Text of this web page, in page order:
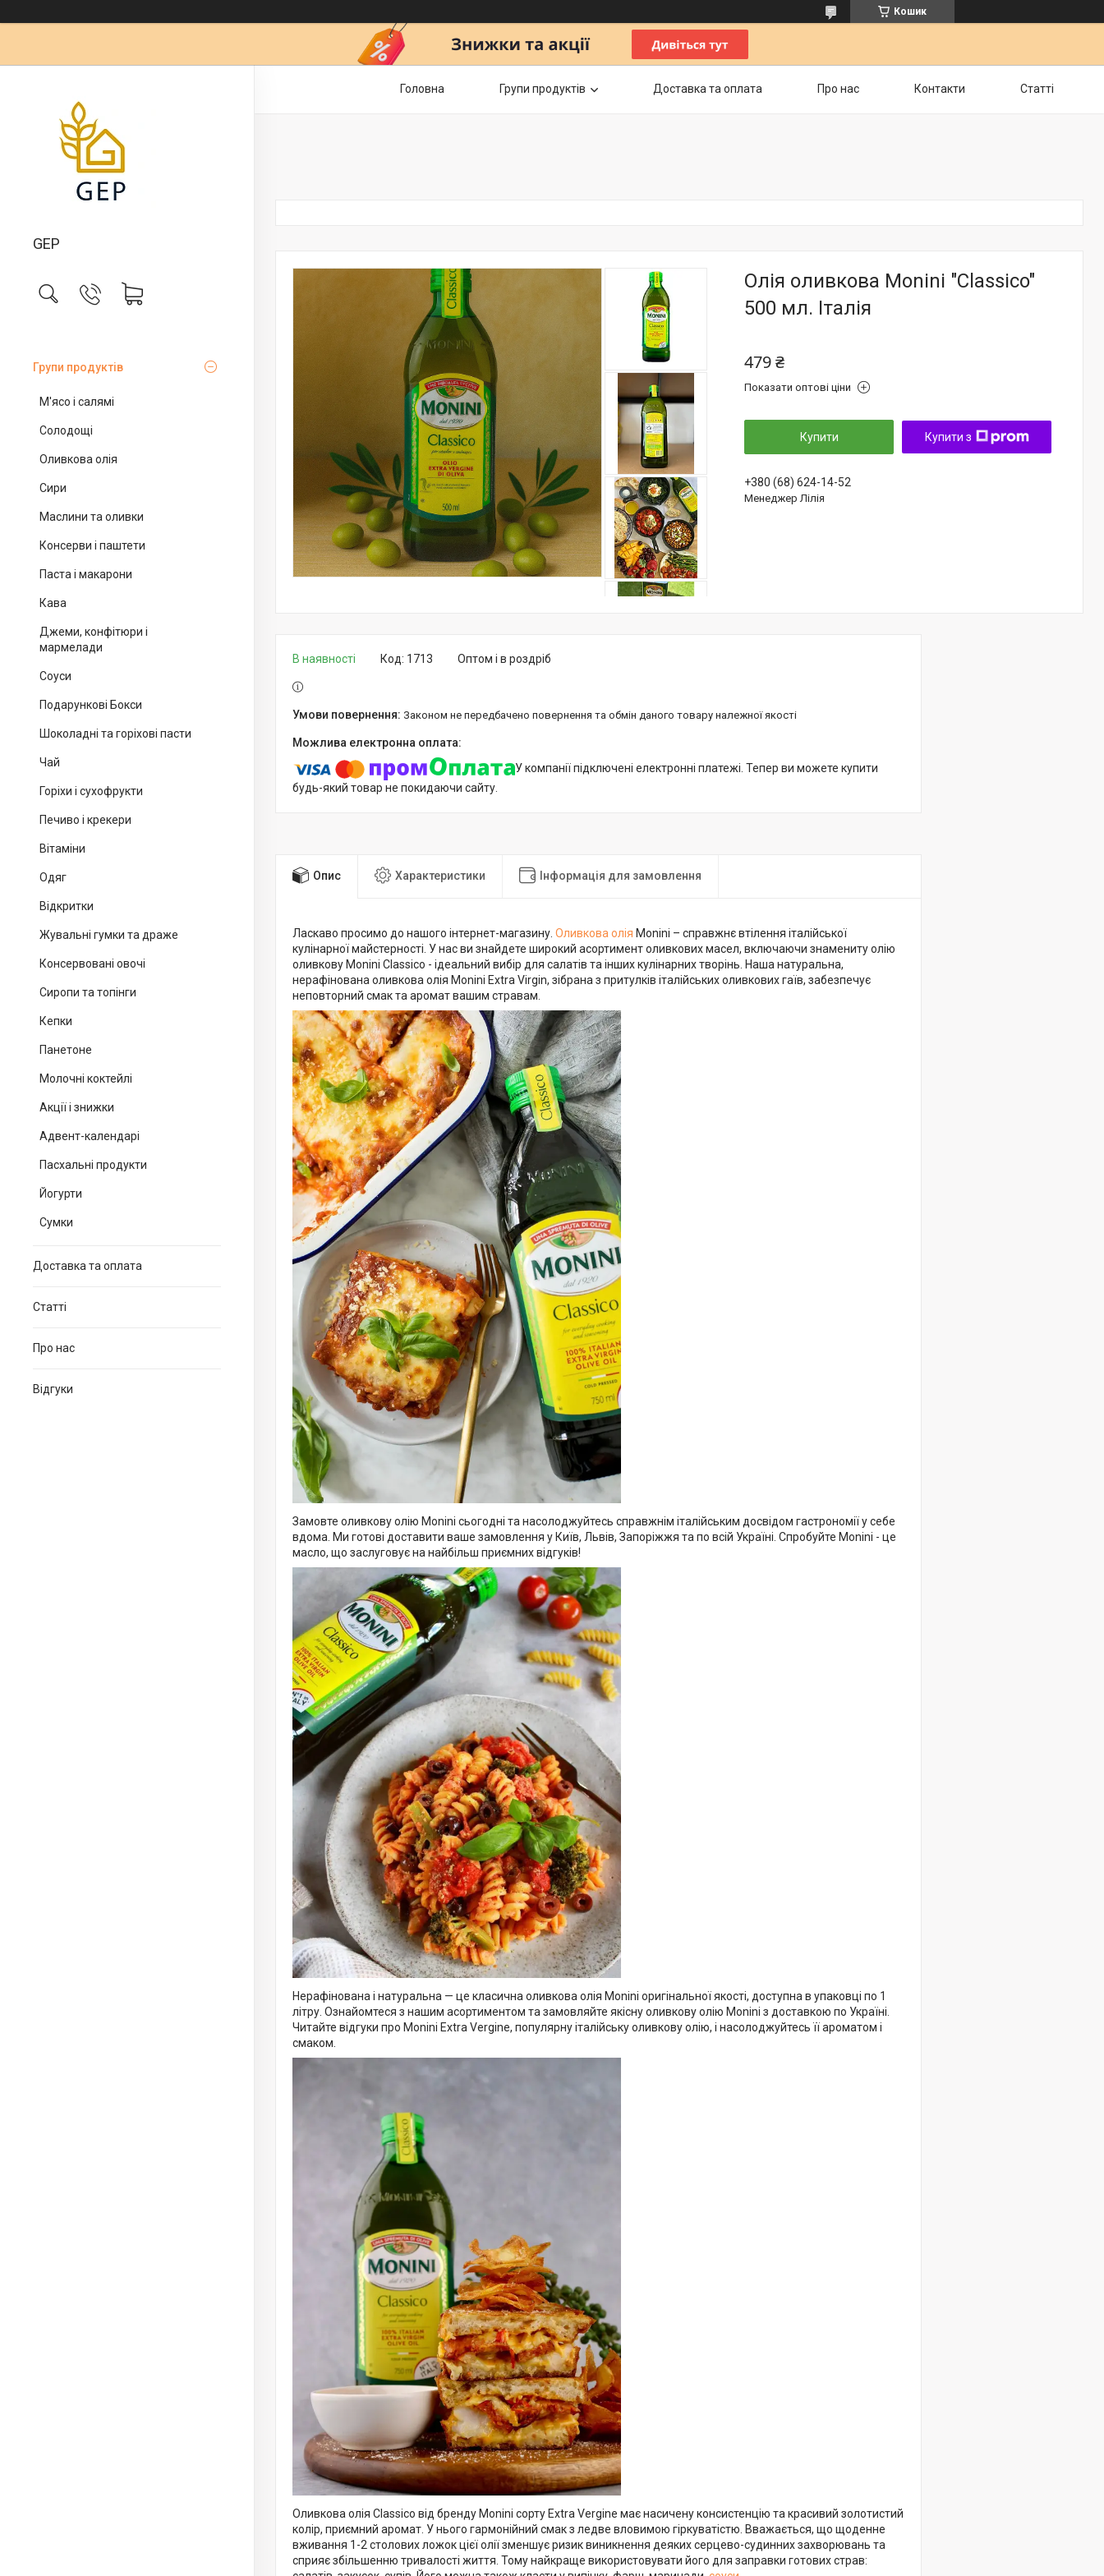
Кошик
GEP
Групи продуктів
М'ясо і салямі
Солодощі
Оливкова олія
Сири
Маслини та оливки
Консерви і паштети
Паста і макарони
Кава
Джеми, конфітюри і
мармелади
Соуси
Подарункові Бокси
Шоколадні та горіхові пасти
Чай
Горіхи і сухофрукти
Печиво і крекери
Вітаміни
Одяг
Відкритки
Жувальні гумки та драже
Консервовані овочі
Сиропи та топінги
Кепки
Панетоне
Молочні коктейлі
Акції і знижки
Адвент-календарі
Пасхальні продукти
Йогурти
Сумки
Доставка та оплата
Статті
Про нас
Відгуки
Головна Групи продуктів Доставка та оплата Про нас Контакти Статті
Олія оливкова Monini "Classico"
500 мл. Італія
479 ₴
Показати оптові ціни
Купити Купити з
+380 (68) 624-14-52
Менеджер Лілія
В наявності Оптом і в роздріб
Код: 1713
Законом не передбачено повернення та обмін даного товару належної якості
У компанії підключені електронні платежі. Тепер ви можете купити
будь-який товар не покидаючи сайту.
Опис Характеристики Інформація для замовлення
Ласкаво просимо до нашого інтернет-магазину. Оливкова олія Monini – справжнє втілення італійської
кулінарної майстерності. У нас ви знайдете широкий асортимент оливкових масел, включаючи знамениту олію
оливкову Monini Classico - ідеальний вибір для салатів та інших кулінарних творінь. Наша натуральна,
нерафінована оливкова олія Monini Extra Virgin, зібрана з притулків італійських оливкових гаїв, забезпечує
неповторний смак та аромат вашим стравам.
Замовте оливкову олію Monini сьогодні та насолоджуйтесь справжнім італійським досвідом гастрономії у себе
вдома. Ми готові доставити ваше замовлення у Київ, Львів, Запоріжжя та по всій Україні. Спробуйте Monini - це
масло, що заслуговує на найбільш приємних відгуків!
Нерафінована і натуральна — це класична оливкова олія Monini оригінальної якості, доступна в упаковці по 1
літру. Ознайомтеся з нашим асортиментом та замовляйте якісну оливкову олію Monini з доставкою по Україні.
Читайте відгуки про Monini Extra Vergine, популярну італійську оливкову олію, і насолоджуйтесь її ароматом і
смаком.
Оливкова олія Classico від бренду Monini сорту Extra Vergine має насичену консистенцію та красивий золотистий
колір, приємний аромат. У нього гармонійний смак з ледве вловимою гіркуватістю. Вважається, що щоденне
вживання 1-2 столових ложок цієї олії зменшує ризик виникнення деяких серцево-судинних захворювань та
сприяє збільшенню тривалості життя. Тому найкраще використовувати його для заправки готових страв: